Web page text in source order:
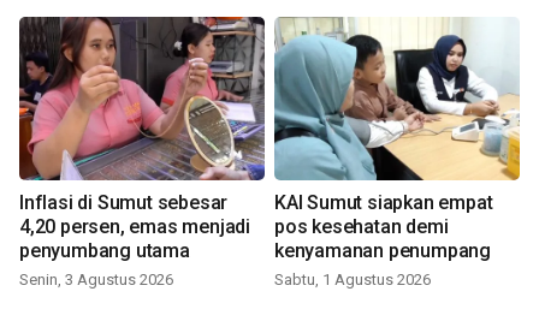
Inflasi di Sumut sebesar
4,20 persen, emas menjadi
penyumbang utama
Senin, 3 Agustus 2026
KAI Sumut siapkan empat
pos kesehatan demi
kenyamanan penumpang
Sabtu, 1 Agustus 2026